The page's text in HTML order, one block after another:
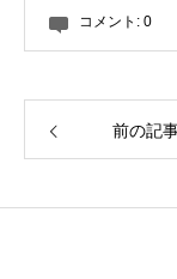
コメント: 0
前の記